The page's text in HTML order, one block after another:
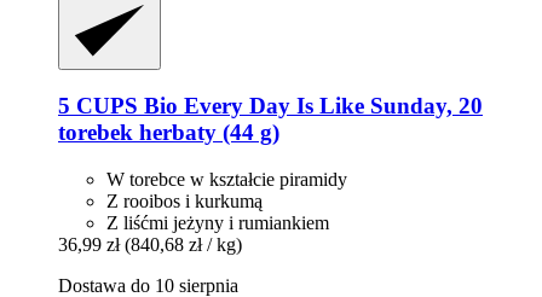
5 CUPS Bio Every Day Is Like Sunday, 20
torebek herbaty (44 g)
W torebce w kształcie piramidy
Z rooibos i kurkumą
Z liśćmi jeżyny i rumiankiem
36,99 zł (840,68 zł / kg)
Dostawa do 10 sierpnia